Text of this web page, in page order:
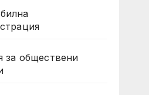
за обществени